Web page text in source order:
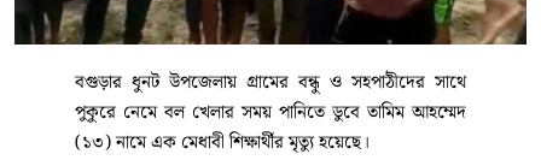
বগুড়ার ধুনট উপজেলায় গ্রামের বন্ধু ও সহপাঠীদের সাথে
পুকুরে নেমে বল খেলার সময় পানিতে ডুবে তামিম আহম্মেদ
(১৩) নামে এক মেধাবী শিক্ষার্থীর মৃত্যু হয়েছে।